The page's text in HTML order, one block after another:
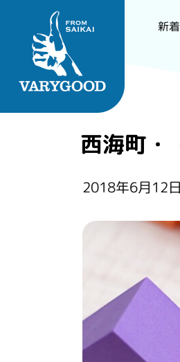
長崎で一番刺さるロー
新
西海町・
2018年6月12日